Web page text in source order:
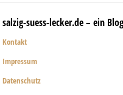
salzig-suess-lecker.de – ein
Kontakt
Impressum
Datenschutz